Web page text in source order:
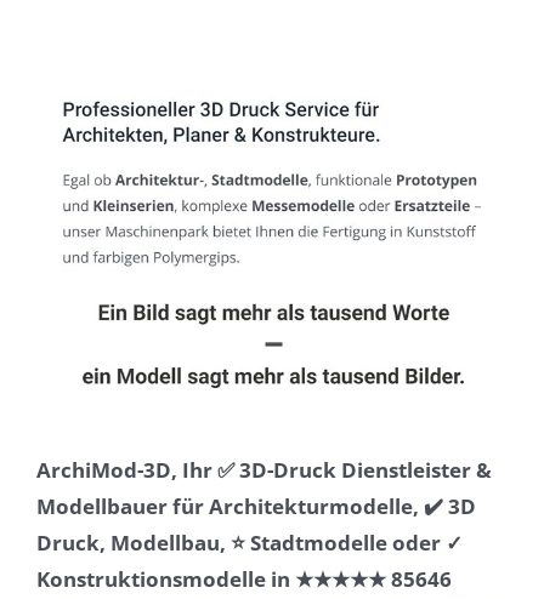
ArchiMod-3D, Ihr ✅ 3D-Druck Dienstleister &
Modellbauer für Architekturmodelle, ✔️ 3D
Druck, Modellbau, ⭐ Stadtmodelle oder ✓
Konstruktionsmodelle in ★★★★★ 85646